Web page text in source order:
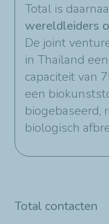
Total is
wereldleiders
De joint
in Thailand
capaciteit van
een
biogebaseerd,
biologisch
Total contacten